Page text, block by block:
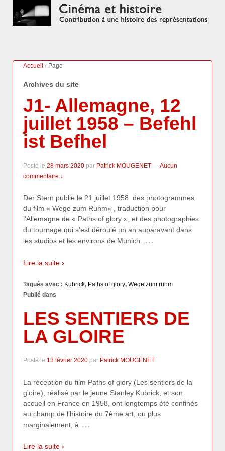
Accueil › Page
Archives du site
J1- Allemagne, 12
juillet 1958 – Befehl
ist Befhel
Posté le 28 mars 2020 par Patrick MOUGENET —Aucun
commentaire ↓
Der Stern publie le 21 juillet 1958 des photogrammes
du film « Wege zum Ruhm« , traduction pour
l’Allemagne de « Paths of glory », et des photographies
du tournage qui s’est déroulé un an auparavant dans
les studios et les environs de Munich.
…
Lire la suite ›
Tagués avec : Kubrick, Paths of glory, Wege zum ruhm
Publié dans
LES SENTIERS DE
LA GLOIRE
Posté le 13 février 2020 par Patrick MOUGENET
La réception du film Paths of glory (Les sentiers de la
gloire), réalisé par le jeune Stanley Kubrick, et son
accueil en France en 1958, ont longtemps été confinés
au champ de l’histoire du 7ème art, ou plus
marginalement, à …
Lire la suite ›